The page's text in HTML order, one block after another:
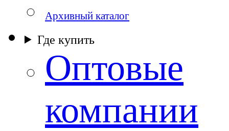
Архивный каталог
Где купить
Оптовые
компании